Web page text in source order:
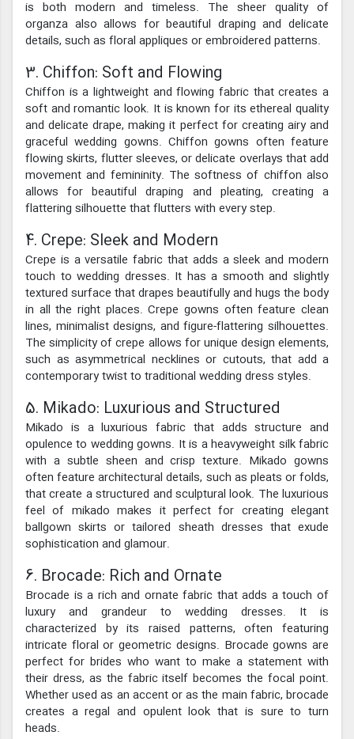
is both modern and timeless. The sheer quality of
organza also allows for beautiful draping and delicate
details, such as floral appliques or embroidered patterns.
3. Chiffon: Soft and Flowing
Chiffon is a lightweight and flowing fabric that creates a
soft and romantic look. It is known for its ethereal quality
and delicate drape, making it perfect for creating airy and
graceful wedding gowns. Chiffon gowns often feature
flowing skirts, flutter sleeves, or delicate overlays that add
movement and femininity. The softness of chiffon also
allows for beautiful draping and pleating, creating a
flattering silhouette that flutters with every step.
4. Crepe: Sleek and Modern
Crepe is a versatile fabric that adds a sleek and modern
touch to wedding dresses. It has a smooth and slightly
textured surface that drapes beautifully and hugs the body
in all the right places. Crepe gowns often feature clean
lines, minimalist designs, and figure-flattering silhouettes.
The simplicity of crepe allows for unique design elements,
such as asymmetrical necklines or cutouts, that add a
contemporary twist to traditional wedding dress styles.
5. Mikado: Luxurious and Structured
Mikado is a luxurious fabric that adds structure and
opulence to wedding gowns. It is a heavyweight silk fabric
with a subtle sheen and crisp texture. Mikado gowns
often feature architectural details, such as pleats or folds,
that create a structured and sculptural look. The luxurious
feel of mikado makes it perfect for creating elegant
ballgown skirts or tailored sheath dresses that exude
sophistication and glamour.
6. Brocade: Rich and Ornate
Brocade is a rich and ornate fabric that adds a touch of
luxury and grandeur to wedding dresses. It is
characterized by its raised patterns, often featuring
intricate floral or geometric designs. Brocade gowns are
perfect for brides who want to make a statement with
their dress, as the fabric itself becomes the focal point.
Whether used as an accent or as the main fabric, brocade
creates a regal and opulent look that is sure to turn
heads.